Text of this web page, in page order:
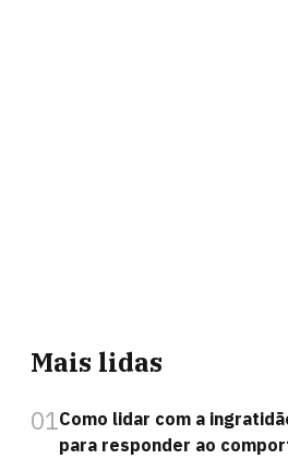
Mais lidas
01Como lidar com a
para responder ao